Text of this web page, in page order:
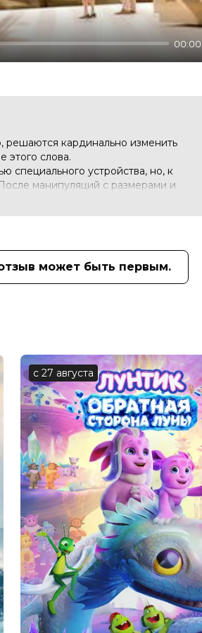
00:00
кардинально изменить
этого слова.
специального устройства, но, к
манипуляций с размерами и
замечательно...
может быть первым.
с 27 августа